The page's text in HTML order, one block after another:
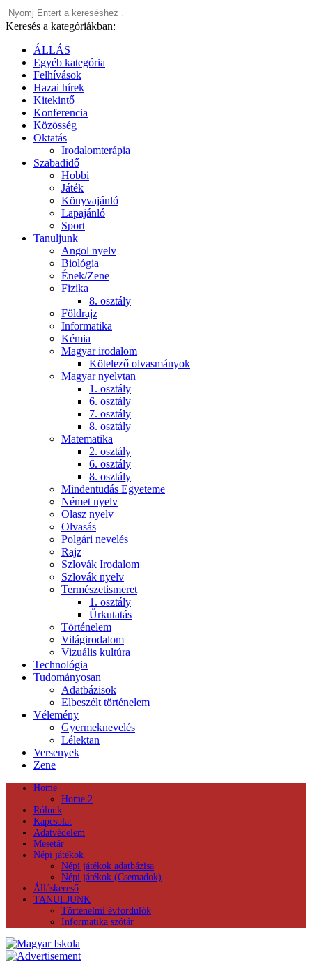
Keresés a kategóriákban:
ÁLLÁS
Egyéb kategória
Felhívások
Hazai hírek
Kitekintő
Konferencia
Közösség
Oktatás
Irodalomterápia
Szabadidő
Hobbi
Játék
Könyvajánló
Lapajánló
Sport
Tanuljunk
Angol nyelv
Biológia
Ének/Zene
Fizika
8. osztály
Földrajz
Informatika
Kémia
Magyar irodalom
Kötelező olvasmányok
Magyar nyelvtan
1. osztály
6. osztály
7. osztály
8. osztály
Matematika
2. osztály
6. osztály
8. osztály
Mindentudás Egyeteme
Német nyelv
Olasz nyelv
Olvasás
Polgári nevelés
Rajz
Szlovák Irodalom
Szlovák nyelv
Természetismeret
1. osztály
Űrkutatás
Történelem
Világirodalom
Vizuális kultúra
Technológia
Tudományosan
Adatbázisok
Elbeszélt történelem
Vélemény
Gyermeknevelés
Lélektan
Versenyek
Zene
Home
Home 2
Rólunk
Kapcsolat
Adatvédelem
Mesetár
Népi játékok
Népi játékok adatbázisa
Népi játékok (Csemadok)
Álláskereső
TANULJUNK
Történelmi évfordulók
Informatika szótár